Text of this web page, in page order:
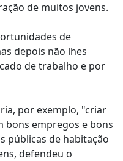
de muitos jovens.
de
depois não lhes
de trabalho e por
por exemplo, "criar
bons empregos e bons
públicas de habitação
defendeu o